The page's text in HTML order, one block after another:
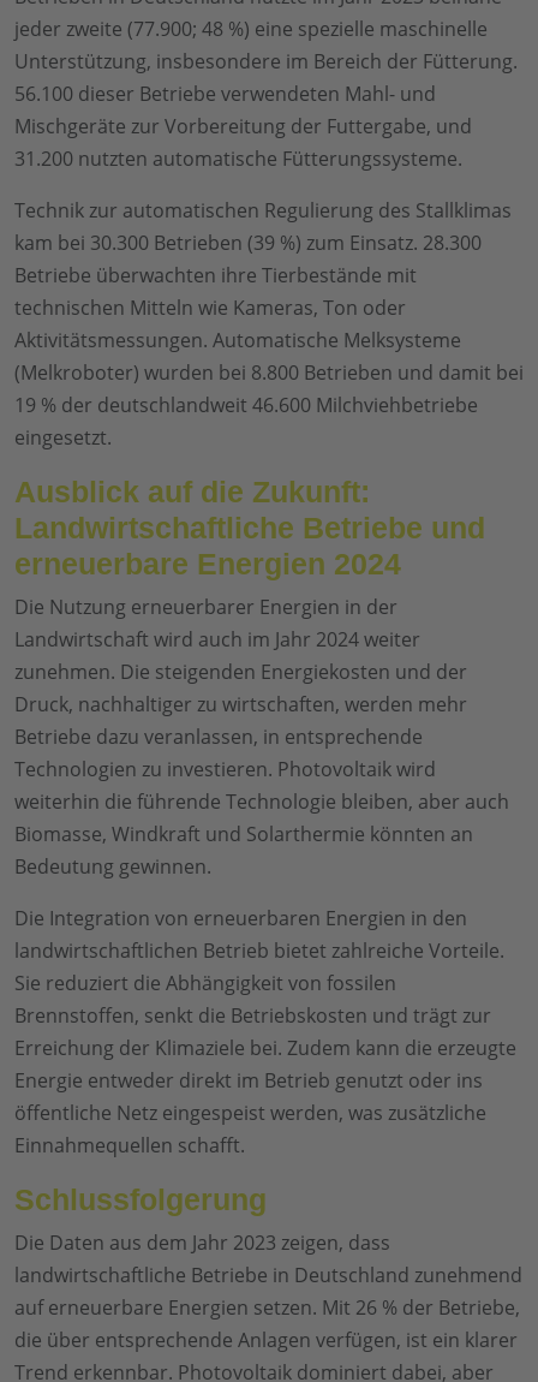
jeder zweite (77.900; 48 %) eine spezielle maschinelle
Unterstützung, insbesondere im Bereich der Fütterung.
56.100 dieser Betriebe verwendeten Mahl- und
Mischgeräte zur Vorbereitung der Futtergabe, und
31.200 nutzten automatische Fütterungssysteme.
Technik zur automatischen Regulierung des Stallklimas
kam bei 30.300 Betrieben (39 %) zum Einsatz. 28.300
Betriebe überwachten ihre Tierbestände mit
technischen Mitteln wie Kameras, Ton oder
Aktivitätsmessungen. Automatische Melksysteme
(Melkroboter) wurden bei 8.800 Betrieben und damit bei
19 % der deutschlandweit 46.600 Milchviehbetriebe
eingesetzt.
Ausblick auf die Zukunft:
Landwirtschaftliche Betriebe und
erneuerbare Energien 2024
Die Nutzung erneuerbarer Energien in der
Landwirtschaft wird auch im Jahr 2024 weiter
zunehmen. Die steigenden Energiekosten und der
Druck, nachhaltiger zu wirtschaften, werden mehr
Betriebe dazu veranlassen, in entsprechende
Technologien zu investieren. Photovoltaik wird
weiterhin die führende Technologie bleiben, aber auch
Biomasse, Windkraft und Solarthermie könnten an
Bedeutung gewinnen.
Die Integration von erneuerbaren Energien in den
landwirtschaftlichen Betrieb bietet zahlreiche Vorteile.
Sie reduziert die Abhängigkeit von fossilen
Brennstoffen, senkt die Betriebskosten und trägt zur
Erreichung der Klimaziele bei. Zudem kann die erzeugte
Energie entweder direkt im Betrieb genutzt oder ins
öffentliche Netz eingespeist werden, was zusätzliche
Einnahmequellen schafft.
Schlussfolgerung
Die Daten aus dem Jahr 2023 zeigen, dass
landwirtschaftliche Betriebe in Deutschland zunehmend
auf erneuerbare Energien setzen. Mit 26 % der Betriebe,
die über entsprechende Anlagen verfügen, ist ein klarer
Trend erkennbar. Photovoltaik dominiert dabei, aber